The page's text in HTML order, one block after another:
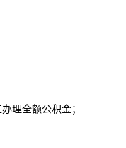
理全额公积金；